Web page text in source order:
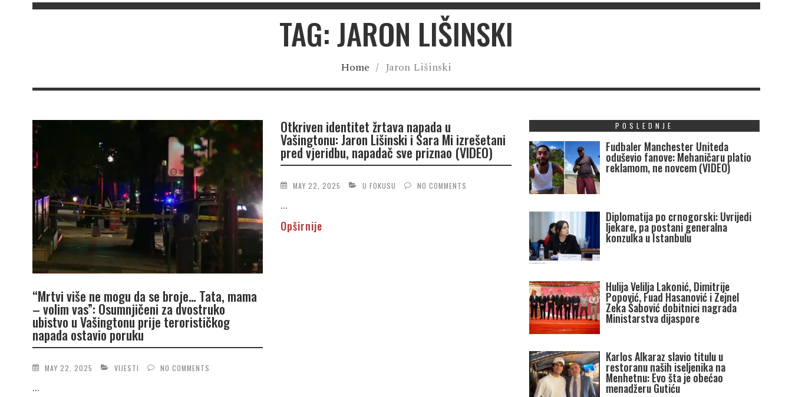
TAG: JARON LIŠINSKI
Home / Jaron Lišinski
“Mrtvi više ne mogu da se broje… Tata, mama
– volim vas”: Osumnjičeni za dvostruko
ubistvo u Vašingtonu prije terorističkog
napada ostavio poruku
MAY 22, 2025 VIJESTI NO COMMENTS
...
Otkriven identitet žrtava napada u
Vašingtonu: Jaron Lišinski i Sara Mi izrešetani
pred vjeridbu, napadač sve priznao (VIDEO)
MAY 22, 2025 U FOKUSU NO COMMENTS
...
Opširnije
POSLEDNJE
Fudbaler Manchester Uniteda
oduševio fanove: Mehaničaru platio
reklamom, ne novcem (VIDEO)
Diplomatija po crnogorski: Uvrijedi
ljekare, pa postani generalna
konzulka u Istanbulu
Hulija Velilja Lakonić, Dimitrije
Popović, Fuad Hasanović i Zejnel
Zeka Šabović dobitnici nagrada
Ministarstva dijaspore
Karlos Alkaraz slavio titulu u
restoranu naših iseljenika na
Menhetnu: Evo šta je obećao
menadžeru Gutiću